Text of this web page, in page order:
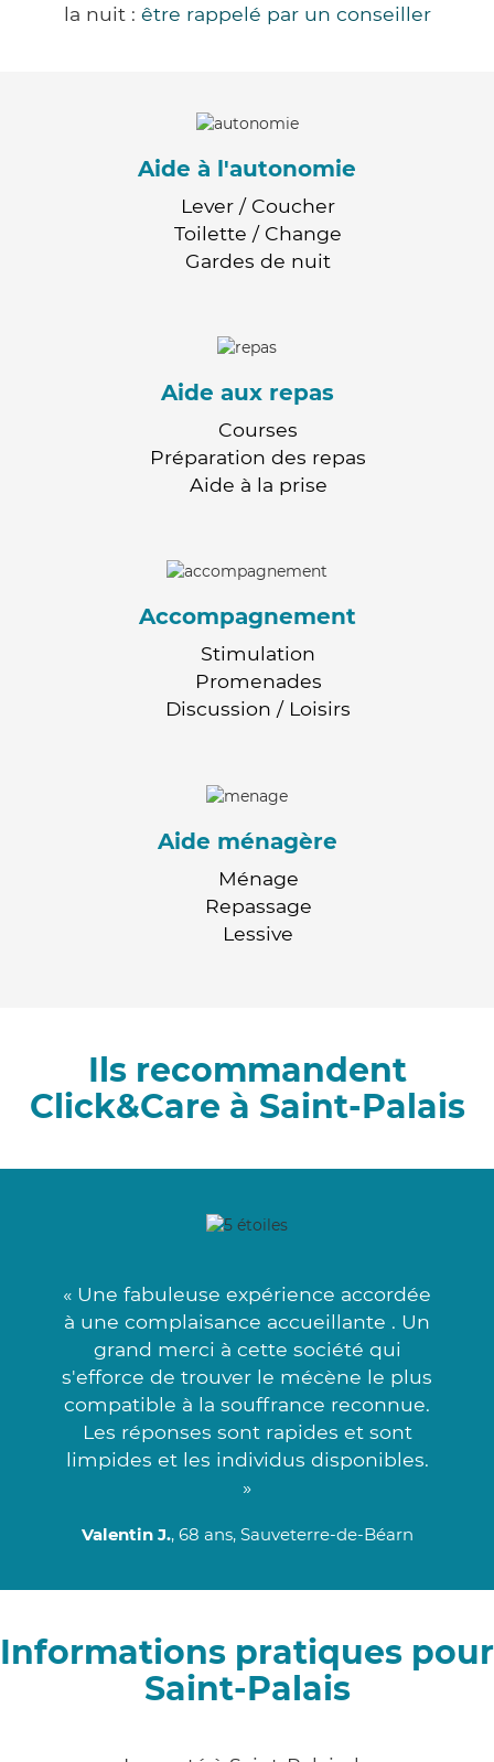
la nuit : être rappelé par un conseiller
Aide à l'autonomie
Lever / Coucher
Toilette / Change
Gardes de nuit
Aide aux repas
Courses
Préparation des repas
Aide à la prise
Accompagnement
Stimulation
Promenades
Discussion / Loisirs
Aide ménagère
Ménage
Repassage
Lessive
Ils recommandent
Click&Care à Saint-Palais
« Une fabuleuse expérience accordée
à une complaisance accueillante . Un
grand merci à cette société qui
s'efforce de trouver le mécène le plus
compatible à la souffrance reconnue.
Les réponses sont rapides et sont
limpides et les individus disponibles.
»
Valentin J., 68 ans, Sauveterre-de-Béarn
Informations pratiques pour
Saint-Palais